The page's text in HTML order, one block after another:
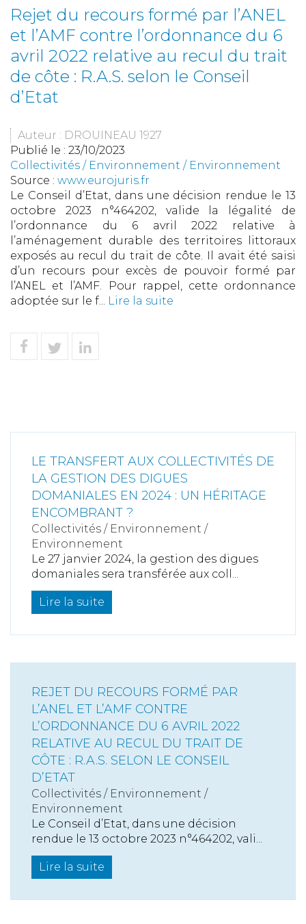
Rejet du recours formé par l’ANEL
et l’AMF contre l’ordonnance du 6
avril 2022 relative au recul du trait
de côte : R.A.S. selon le Conseil
d’Etat
Auteur : DROUINEAU 1927
Publié le : 23/10/2023
Collectivités / Environnement / Environnement
Source : www.eurojuris.fr
Le Conseil d’Etat, dans une décision rendue le 13
octobre 2023 n°464202, valide la légalité de
l’ordonnance du 6 avril 2022 relative à
l’aménagement durable des territoires littoraux
exposés au recul du trait de côte. Il avait été saisi
d’un recours pour excès de pouvoir formé par
l’ANEL et l’AMF. Pour rappel, cette ordonnance
adoptée sur le f... Lire la suite
LE TRANSFERT AUX COLLECTIVITÉS DE
LA GESTION DES DIGUES
DOMANIALES EN 2024 : UN HÉRITAGE
ENCOMBRANT ?
Collectivités / Environnement /
Environnement
Le 27 janvier 2024, la gestion des digues
domaniales sera transférée aux coll...
Lire la suite
REJET DU RECOURS FORMÉ PAR
L’ANEL ET L’AMF CONTRE
L’ORDONNANCE DU 6 AVRIL 2022
RELATIVE AU RECUL DU TRAIT DE
CÔTE : R.A.S. SELON LE CONSEIL
D’ETAT
Collectivités / Environnement /
Environnement
Le Conseil d’Etat, dans une décision
rendue le 13 octobre 2023 n°464202, vali...
Lire la suite